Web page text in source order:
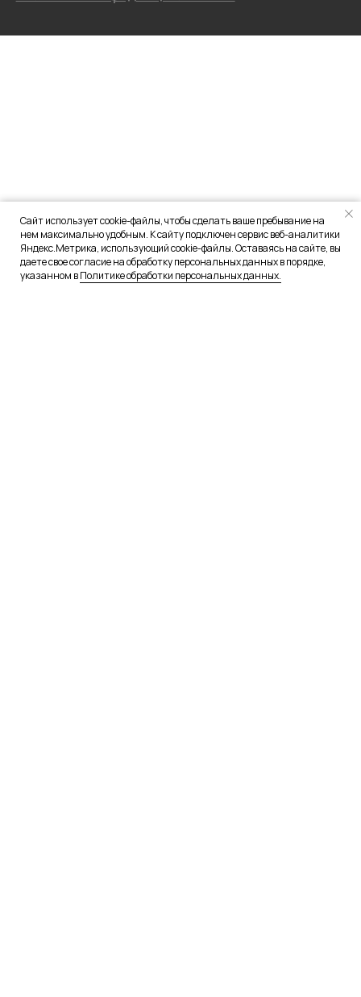
Сайт использует cookie-файлы, чтобы сделать ваше пребывание на
нем максимально удобным. К сайту подключен сервис веб-аналитики
Яндекс.Метрика, использующий cookie-файлы. Оставаясь на сайте, вы
даете свое согласие на обработку персональных данных в порядке,
указанном вПолитике обработки персональных данных.